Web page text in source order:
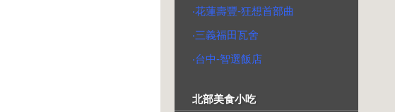
‧花蓮壽豐-狂想首部曲
‧三義福田瓦舍
‧台中-智選飯店
北部美食小吃